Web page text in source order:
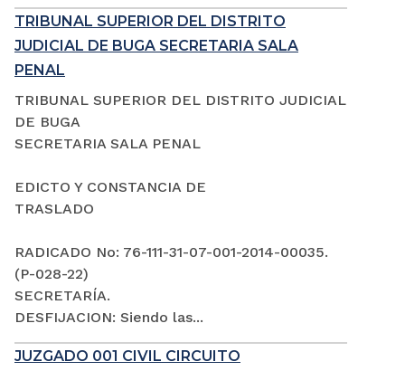
TRIBUNAL SUPERIOR DEL DISTRITO
JUDICIAL DE BUGA SECRETARIA SALA
PENAL
TRIBUNAL SUPERIOR DEL DISTRITO JUDICIAL
DE BUGA
SECRETARIA SALA PENAL
EDICTO Y CONSTANCIA DE
TRASLADO
RADICADO No: 76-111-31-07-001-2014-00035.
(P-028-22)
SECRETARÍA.
DESFIJACION: Siendo las...
JUZGADO 001 CIVIL CIRCUITO